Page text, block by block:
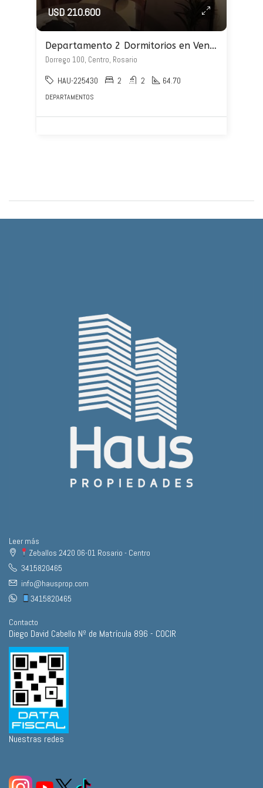
USD 210.600
Departamento 2 Dormitorios en Venta – Dorrego 100
Dorrego 100, Centro, Rosario
HAU-225430 2 2 64.70
DEPARTAMENTOS
Leer más
Zeballos 2420 06-01 Rosario - Centro
3415820465
info@hausprop.com
3415820465
Contacto
Diego David Cabello Nº de Matrícula 896 - COCIR
Nuestras redes